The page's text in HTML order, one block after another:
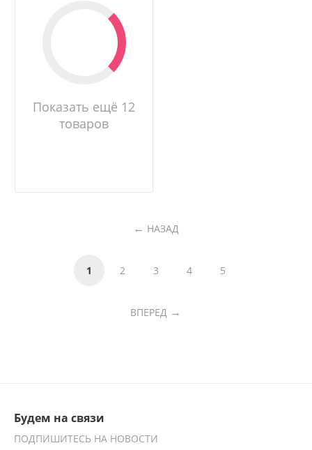
Показать ещё 12
товаров
НАЗАД
1 2 3 4 5
ВПЕРЕД
Будем на связи
ПОДПИШИТЕСЬ НА НОВОСТИ